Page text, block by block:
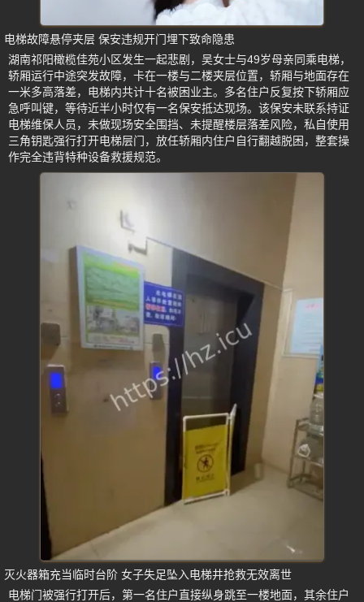
电梯故障悬停夹层 保安违规开门埋下致命隐患
湖南祁阳橄榄佳苑小区发生一起悲剧，吴女士与49岁母亲同乘电梯，
轿厢运行中途突发故障，卡在一楼与二楼夹层位置，轿厢与地面存在
一米多高落差，电梯内共计十名被困业主。多名住户反复按下轿厢应
急呼叫键，等待近半小时仅有一名保安抵达现场。该保安未联系持证
电梯维保人员，未做现场安全围挡、未提醒楼层落差风险，私自使用
三角钥匙强行打开电梯层门，放任轿厢内住户自行翻越脱困，整套操
作完全违背特种设备救援规范。
灭火器箱充当临时台阶 女子失足坠入电梯井抢救无效离世
电梯门被强行打开后，第一名住户直接纵身跳至一楼地面，其余住户